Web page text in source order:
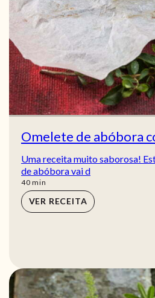
Omelete de abóbora
Uma receita muito saborosa!
de abóbora vai d
40min
min
VER RECEITA